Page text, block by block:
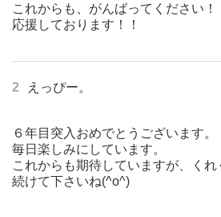
これからも、がんばってください！
応援しております！！
2 えっぴー。
６年目突入おめでとうございます。
毎日楽しみにしています。
これからも期待していますが、く
続けて下さいね(^o^)